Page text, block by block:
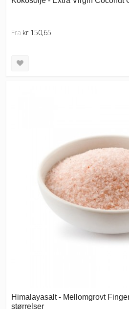
Fra kr 150,65
Himalayasalt - Mellomgrovt
størrelser